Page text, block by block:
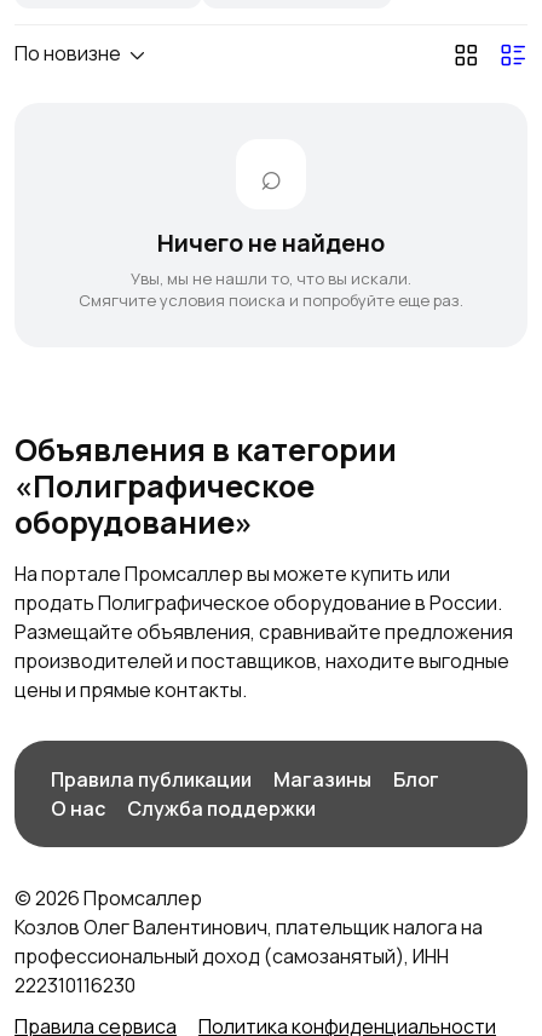
По новизне
Ничего не найдено
Увы, мы не нашли то, что вы искали.
Смягчите условия поиска и попробуйте еще раз.
Объявления в категории
«Полиграфическое
оборудование»
На портале Промсаллер вы можете купить или
продать Полиграфическое оборудование в России.
Размещайте объявления, сравнивайте предложения
производителей и поставщиков, находите выгодные
цены и прямые контакты.
Правила публикации Магазины
Блог
О нас
Служба поддержки
© 2026 Промсаллер
Козлов Олег Валентинович, плательщик налога на
профессиональный доход (самозанятый), ИНН
222310116230
Правила сервиса
Политика конфиденциальности